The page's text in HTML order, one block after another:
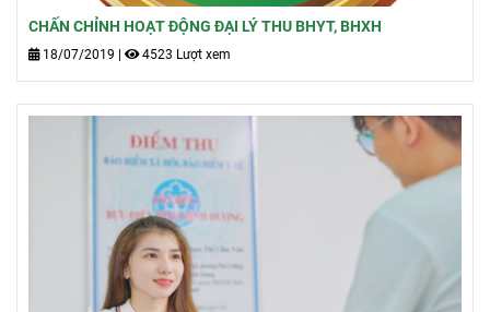
CHẤN CHỈNH HOẠT ĐỘNG ĐẠI LÝ THU BHYT, BHXH
18/07/2019 | 4523 Lượt xem